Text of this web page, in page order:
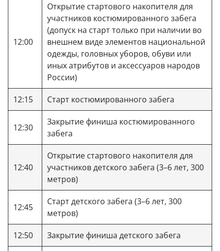
12:00
Открытие стартового накопителя для
участников костюмированного забега
(допуск на старт только при наличии во
внешнем виде элементов национальной
одежды, головных уборов, обуви или
иных атрибутов и аксессуаров народов
России)
12:15 Старт костюмированного забега
12:30
Закрытие финиша костюмированного
забега
12:40
Открытие стартового накопителя для
участников детского забега (3–6 лет, 300
метров)
12:45
Старт детского забега (3–6 лет, 300
метров)
12:50 Закрытие финиша детского забега